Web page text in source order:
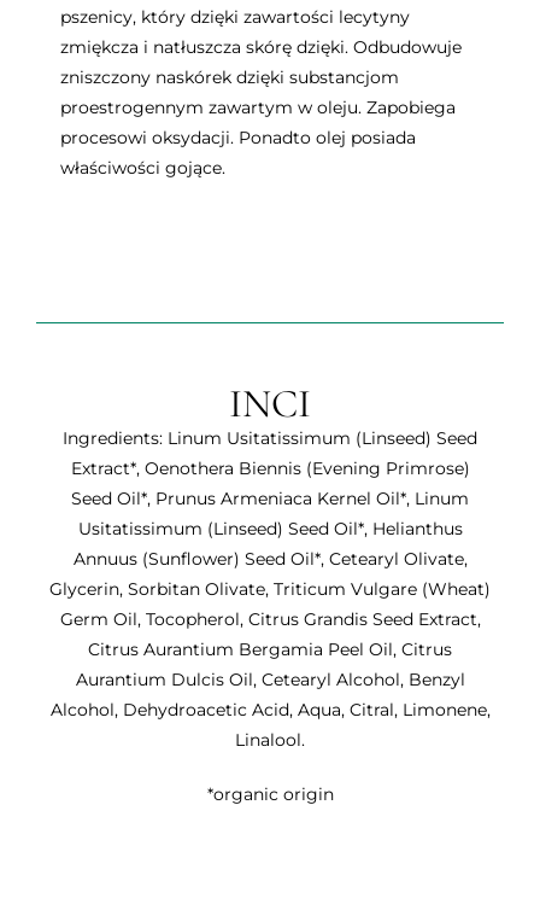
pszenicy, który dzięki zawartości lecytyny
zmiękcza i natłuszcza skórę dzięki. Odbudowuje
zniszczony naskórek dzięki substancjom
proestrogennym zawartym w oleju. Zapobiega
procesowi oksydacji. Ponadto olej posiada
właściwości gojące.
INCI
Ingredients: Linum Usitatissimum (Linseed) Seed
Extract*, Oenothera Biennis (Evening Primrose)
Seed Oil*, Prunus Armeniaca Kernel Oil*, Linum
Usitatissimum (Linseed) Seed Oil*, Helianthus
Annuus (Sunflower) Seed Oil*, Cetearyl Olivate,
Glycerin, Sorbitan Olivate, Triticum Vulgare (Wheat)
Germ Oil, Tocopherol, Citrus Grandis Seed Extract,
Citrus Aurantium Bergamia Peel Oil, Citrus
Aurantium Dulcis Oil, Cetearyl Alcohol, Benzyl
Alcohol, Dehydroacetic Acid, Aqua, Citral, Limonene,
Linalool.
*organic origin